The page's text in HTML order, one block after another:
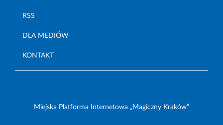
RSS
DLA MEDIÓW
KONTAKT
Miejska Platforma Internetowa „Magiczny Kraków”